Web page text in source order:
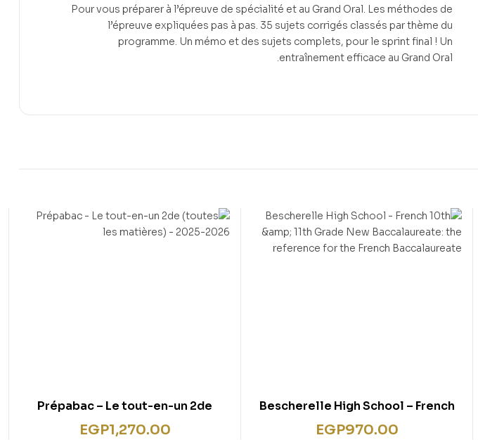
Pour vous préparer à l’épreuve de spécialité et au Grand Oral. Les méthodes de
l’épreuve expliquées pas à pas. 35 sujets corrigés classés par thème du
programme. Un mémo et des sujets complets, pour le sprint final ! Un
entraînement efficace au Grand Oral.
Bescherelle High School – French
10th & 11th Grade New
EGP970.00
Prépabac – Le tout-en-un 2de
(toutes les matières) – 2025-2026
EGP1,270.00